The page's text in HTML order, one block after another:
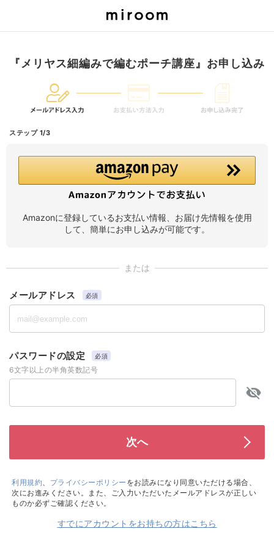
『メリヤス細編みで編むポーチ講座』お申し込み
ステップ 1/3
Amazonに登録しているお支払い情報、お届け先情報を使用
して、簡単にお申し込みが可能です。
または
メールアドレス 必須
パスワードの設定 必須
6文字以上の半角英数記号
利用規約、 プライバシーポリシー をお読みになり同意いただける場合、
次にお進みください。また、ご入力いただいたメールアドレスが正しい
ものか必ずご確認ください。
すでにアカウントをお持ちの方はこちら